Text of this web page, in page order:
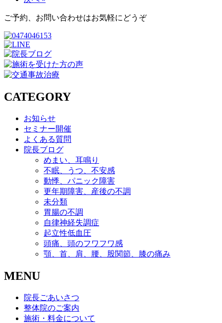
ご予約、お問い合わせはお気軽にどうぞ
CATEGORY
お知らせ
セミナー開催
よくある質問
院長ブログ
めまい、耳鳴り
不眠、うつ、不安感
動悸、パニック障害
更年期障害、産後の不調
未分類
胃腸の不調
自律神経失調症
起立性低血圧
頭痛、頭のフワフワ感
顎、首、肩、腰、股関節、膝の痛み
MENU
院長ごあいさつ
整体院のご案内
施術・料金について